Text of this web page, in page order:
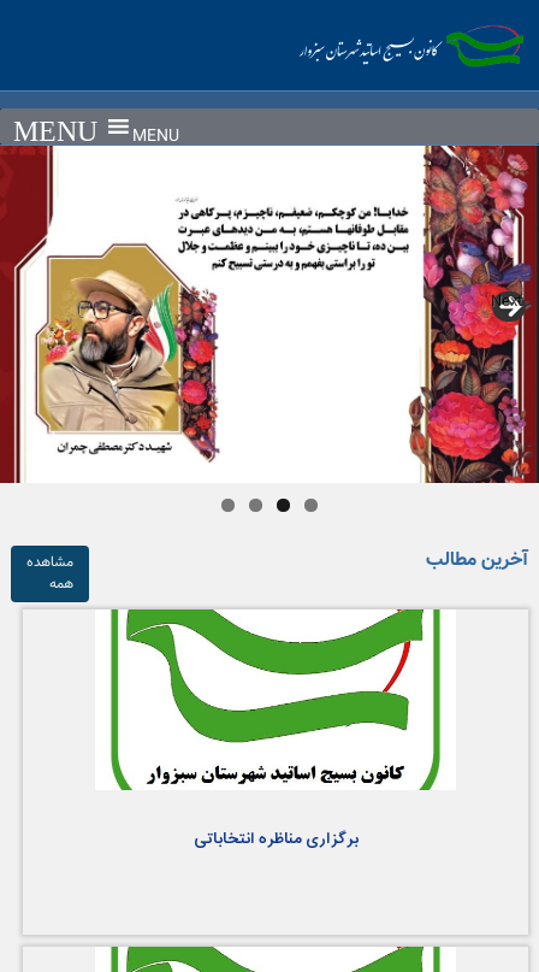
content
MENU
Next
آخرین مطالب
مشاهده
همه
برگزاری مناظره انتخاباتی